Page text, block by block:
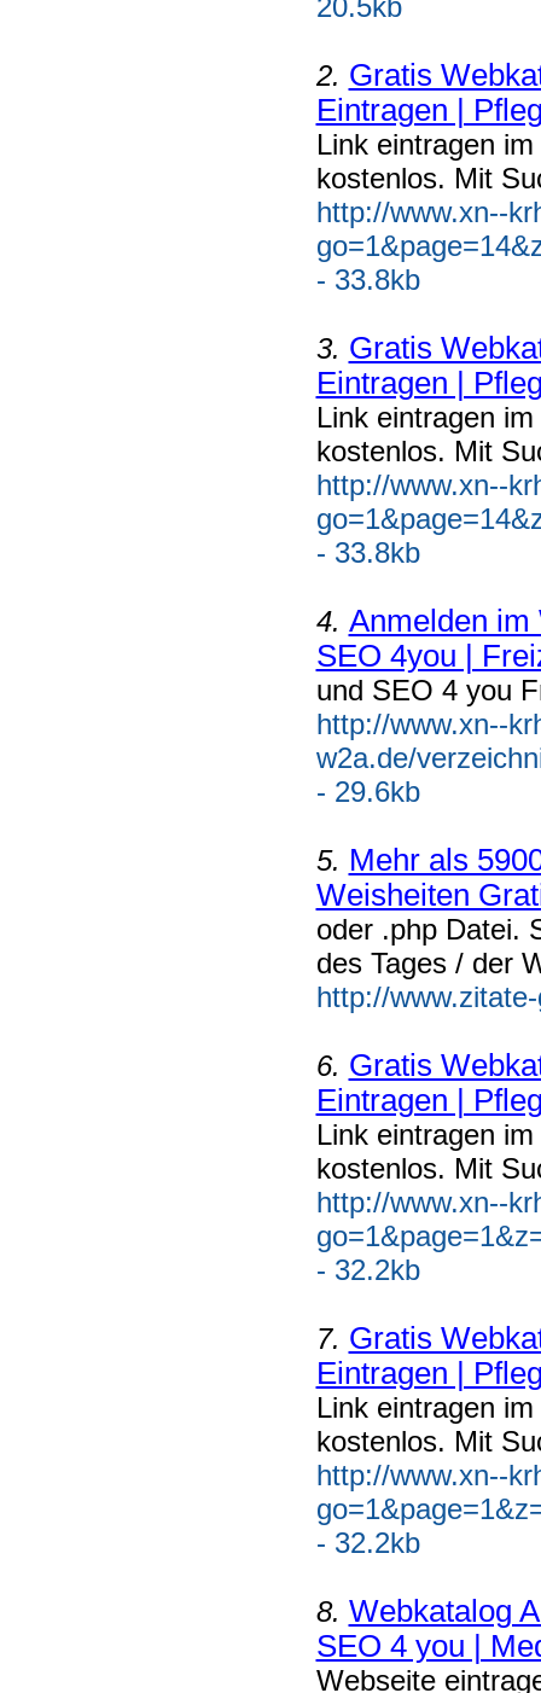
2. Gratis
Eintragen |
Link eintragen
kostenlos. Mit
http://www.xn--
- 33.8kb
3. Gratis
Eintragen |
Link eintragen
kostenlos. Mit
http://www.xn--
- 33.8kb
4. Anmelden im
SEO 4you |
und SEO 4 you
http://www.xn--
w2a.de/
- 29.6kb
5. Mehr als
Weisheiten
oder .php Datei.
des Tages / der
http://
6. Gratis
Eintragen |
Link eintragen
kostenlos. Mit
http://www.xn--
- 32.2kb
7. Gratis
Eintragen |
Link eintragen
kostenlos. Mit
http://www.xn--
- 32.2kb
8. Webkatalog
SEO 4 you |
Webseite